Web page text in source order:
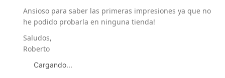
Ansioso para saber las primeras impresiones ya que no
he podido probarla en ninguna tienda!
Saludos,
Roberto
Cargando...